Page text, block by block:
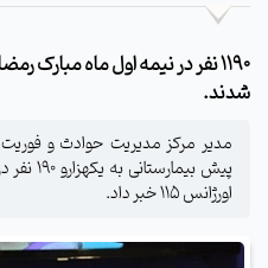
شدند.
مدیر مرکز مدیریت حوادث و
پیش
اورژانس 115 خبر داد.